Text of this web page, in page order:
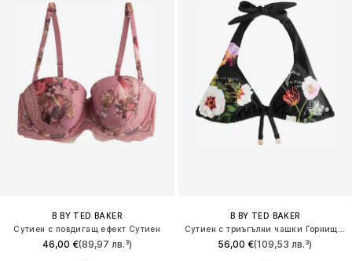
B BY TED BAKER
Сутиен с повдигащ ефект Сутиен
46,00 €(89,97 лв.³)
B BY TED BAKER
56,00 €(109,53 лв.³)